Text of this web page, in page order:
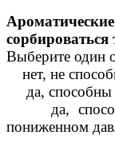
Выберите один
нет, не
да, способны
да,
пониженном